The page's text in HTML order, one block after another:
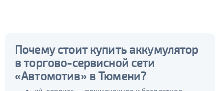
Почему стоит купить аккумулятор
в торгово-сервисной сети
«Автомотив» в Тюмени?